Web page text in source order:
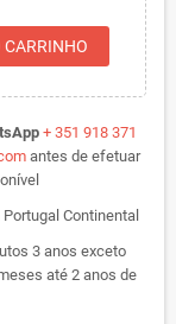
+ 351 918 371
antes de efetuar
Continental
3 anos exceto
até 2 anos de